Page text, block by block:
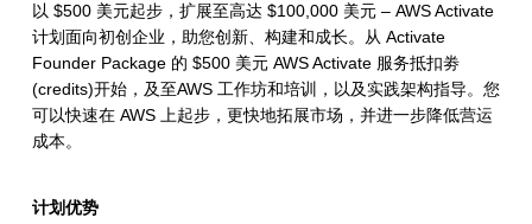
S
A
c
t
i
以 $500 美元起步，扩展至高达 $100,000 美元 – AWS Activate
计划面向初创企业，助您创新、构建和成长。从 Activate
Founder Package 的 $500 美元 AWS Activate 服务抵扣劵
(credits)开始，及至AWS 工作坊和培训，以及实践架构指导。您
可以快速在 AWS 上起步，更快地拓展市场，并进一步降低营运
成本。
计划优势